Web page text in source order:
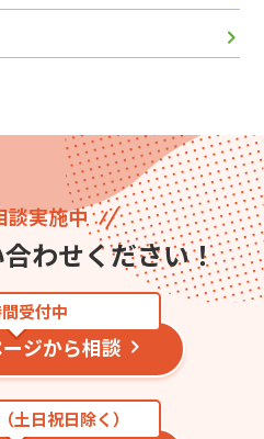
談実施中
わせください！
受付中
ジから相談
土日祝日除く）